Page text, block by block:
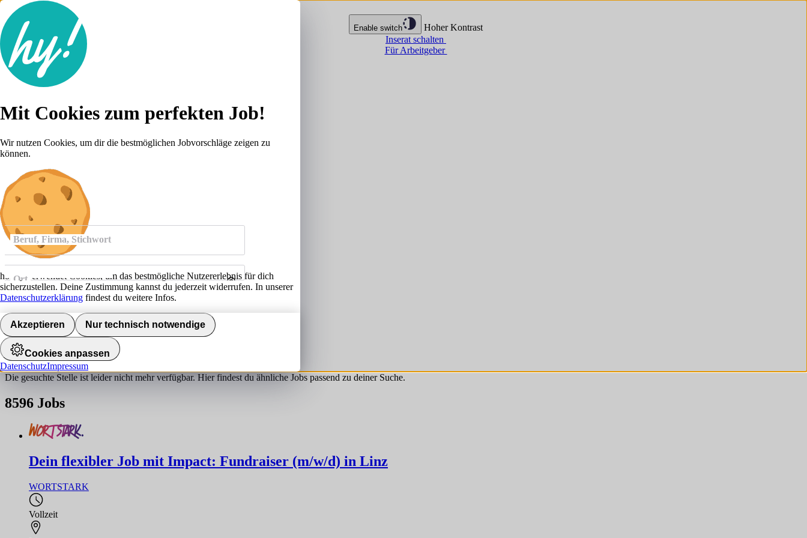
Enable switch
Hoher Kontrast
Inserat schalten
Für Arbeitgeber
Lebenslauf
Karriere-Tipps
Anmelden
Beruf, Firma, Stichwort
Ort
Umkreis
Jobs finden
Job nicht gefunden!
Die gesuchte Stelle ist leider nicht mehr verfügbar. Hier findest du ähnliche Jobs passend zu deiner Suche.
8596 Jobs
Dein flexibler Job mit Impact: Fundraiser (m/w/d) in Linz
WORTSTARK
Vollzeit
Mit Cookies zum perfekten Job!
Wir nutzen Cookies, um dir die bestmöglichen Jobvorschläge zeigen zu
können.
hokify verwendet Cookies, um das bestmögliche Nutzererlebnis für dich
sicherzustellen. Deine Zustimmung kannst du jederzeit widerrufen. In unserer
Datenschutzerklärung findest du weitere Infos.
Akzeptieren Nur technisch notwendige
Cookies anpassen
DatenschutzImpressum